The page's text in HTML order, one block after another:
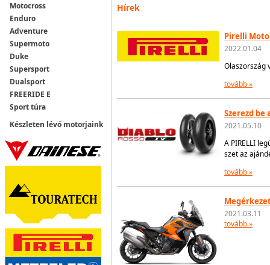
Motocross
Enduro
Adventure
Supermoto
Duke
Supersport
Dualsport
FREERIDE E
Sport túra
Készleten lévő motorjaink
Hírek
Pirelli
2022.01.04
Olaszország
tovább »
Szerezd
2021.05.10
A PIRELLI
szet az
tovább »
2021.03.11
tovább »